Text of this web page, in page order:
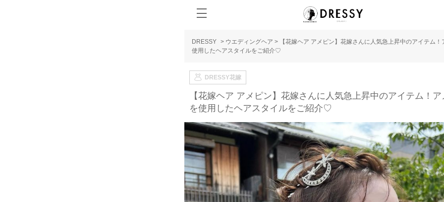
DRESSY > ウエディングヘア >
【花嫁ヘア アメピン】花嫁さんに人気急上昇中のアイテム！
使用したヘアスタイルをご紹介♡
DRESSY花嫁
【花嫁ヘア アメピン】花嫁さんに人気急上昇中のアイテム！ア
を使用したヘアスタイルをご紹介♡